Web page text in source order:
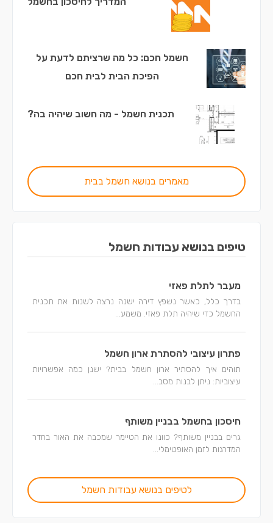
חשמל חכם: כל מה שרציתם לדעת על
הפיכת הבית לבית חכם
תכנית חשמל - מה חשוב שיהיה בה?
מאמרים בנושא חשמל בבית
טיפים בנושא עבודות חשמל
מעבר לתלת פאזי
בדרך כלל, כאשר נשפץ דירה ישנה נרצה לשנות את תכנית
החשמל כדי שיהיה תלת פאזי. משמע...
פתרון עיצובי להסתרת ארון חשמל
תוהים איך להסתיר ארון חשמל בבית? ישנן כמה אפשרויות
עיצוביות: ניתן לבנות מסב...
חיסכון בחשמל בבניין משותף
גרים בבניין משותף? כוונו את הטיימר שמכבה את האור בחדר
המדרגות לזמן האופטימלי...
לטיפים בנושא עבודות חשמל